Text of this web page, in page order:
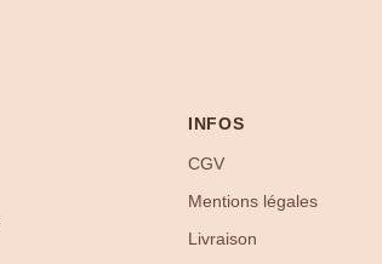
INFOS
CGV
Mentions légales
Livraison